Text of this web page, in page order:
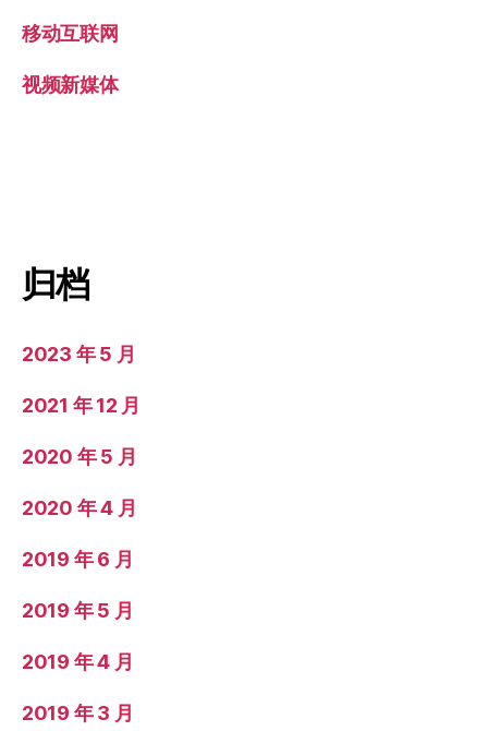
移动互联网
视频新媒体
归档
2023 年 5 月
2021 年 12 月
2020 年 5 月
2020 年 4 月
2019 年 6 月
2019 年 5 月
2019 年 4 月
2019 年 3 月